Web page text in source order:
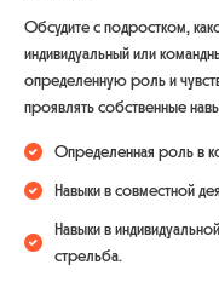
Обсудите с подростком,
индивидуальный или
определенную роль и
проявлять собственные
Определенная роль в
Навыки в совместной
Навыки в
стрельба.